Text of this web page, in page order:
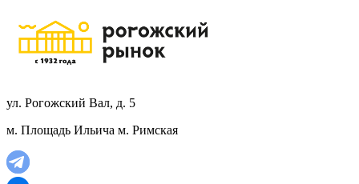
ул. Рогожский Вал, д. 5
м. Площадь Ильича м. Римская